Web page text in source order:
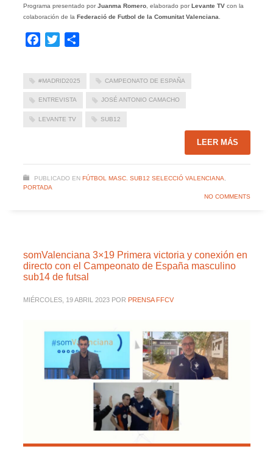
Programa presentado porJuanma Romero, elaborado porLevante TVcon la
colaboración de la Federació de Futbol de la Comunitat Valenciana
Facebook
Twitter
#MADRID2025 CAMPEONATO DE ESPAÑA
ENTREVISTA JOSÉ ANTONIO CAMACHO
LEVANTE TV SUB12
LEER MÁS
PUBLICADO EN FÚTBOL MASC. SUB12 SELECCIÓ VALENCIANA
PORTADA
NO COMMENTS
somValenciana 3×19 Primera victoria y conexión en
directo con el Campeonato de España masculino
sub14 de futsal
MIÉRCOLES, 19 ABRIL 2023 POR PRENSA FFCV